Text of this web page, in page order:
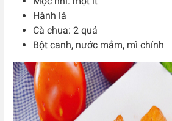
Hành lá
Cà chua: 2 quả
Bột canh, nước mắm, mì chính